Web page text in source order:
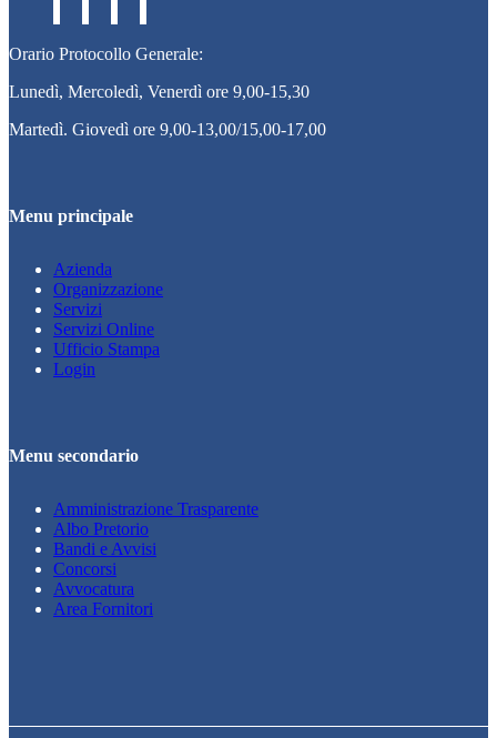
Orario Protocollo Generale:
Lunedì, Mercoledì, Venerdì ore 9,00-15,30
Martedì. Giovedì ore 9,00-13,00/15,00-17,00
Menu principale
Azienda
Organizzazione
Servizi
Servizi Online
Ufficio Stampa
Login
Menu secondario
Amministrazione Trasparente
Albo Pretorio
Bandi e Avvisi
Concorsi
Avvocatura
Area Fornitori